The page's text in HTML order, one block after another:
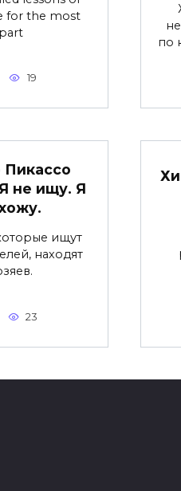
for the most
part
19
по
Пикассо
не ищу. Я
ищут
находят
23